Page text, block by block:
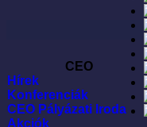
CEO
Hírek
Konferenciák
CEO Pályázati Iroda
Akciók